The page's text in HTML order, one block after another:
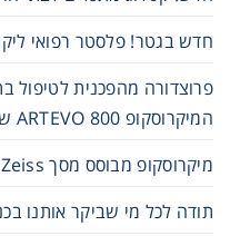
חדש בגטר! פלסטר רפואי
פרוצדורה מהפכנית לטיפול
המיקרוסקופ 800 ARTEVO של ZEISS
מיקרוסקופ מבוסס מסך Zeiss כעת במחיר השקה
תודה לכל מי שביקר אותנו בכנס